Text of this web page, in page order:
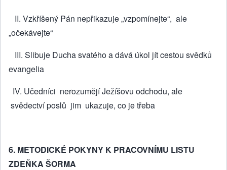
II. Vzkříšený Pán nepřikazuje „vzpo­mínejte“, ale
„očekávejte“
III. Slibuje Ducha svatého a dává úkol jít cestou svědků
evangelia
IV. Učedníci nerozumějí Ježíšovu od­chodu, ale
svědectví poslů jim ukazuje, co je třeba
6. METODICKÉ POKYNY K PRACOVNÍMU LISTU
ZDEŇKA ŠORMA